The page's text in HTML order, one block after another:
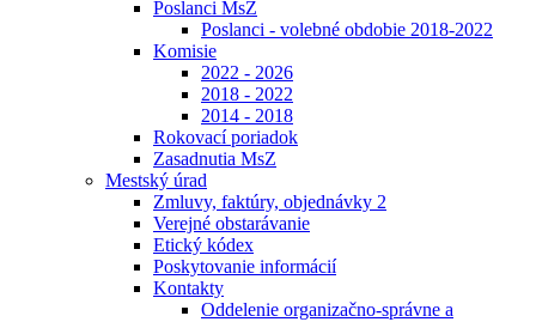
Poslanci MsZ
Poslanci - volebné obdobie 2018-2022
Komisie
2022 - 2026
2018 - 2022
2014 - 2018
Rokovací poriadok
Zasadnutia MsZ
Mestský úrad
Zmluvy, faktúry, objednávky 2
Verejné obstarávanie
Etický kódex
Poskytovanie informácií
Kontakty
Oddelenie organizačno-správne a